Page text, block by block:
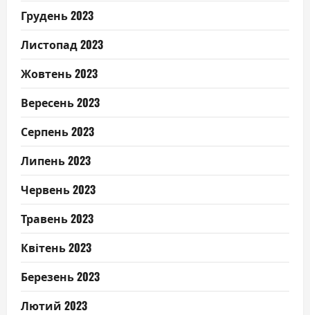
Грудень 2023
Листопад 2023
Жовтень 2023
Вересень 2023
Серпень 2023
Липень 2023
Червень 2023
Травень 2023
Квітень 2023
Березень 2023
Лютий 2023